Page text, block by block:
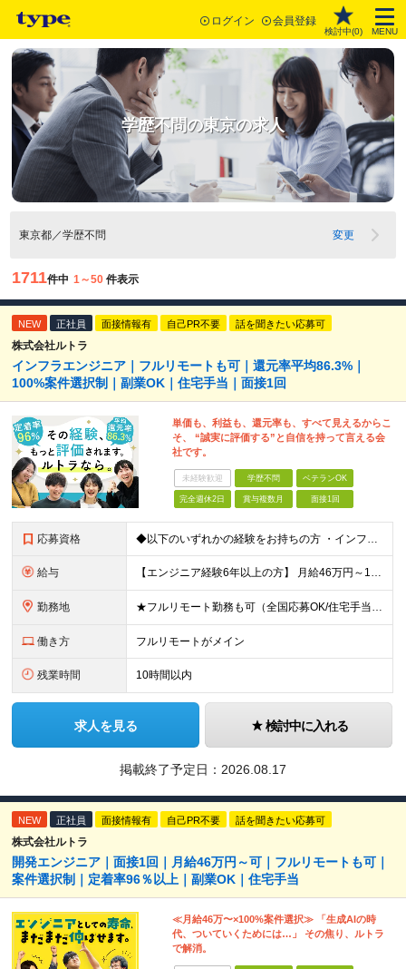
ログイン 会員登録
検討中(0) MENU
学歴不問の東京の求人
東京都／学歴不問 変更
1711件中 1～50 件表示
NEW 正社員 面接情報有 自己PR不要 話を聞きたい応募可
株式会社ルトラ
インフラエンジニア｜フルリモートも可｜還元率平均86.3%｜
100%案件選択制｜副業OK｜住宅手当｜面接1回
単価も、利益も、還元率も、すべて見えるからこ
そ、 “誠実に評価する”と自信を持って言える会
社です。
未経験歓迎 学歴不問 ベテランOK
完全週休2日 賞与複数月 面接1回
応募資格 ◆以下のいずれかの経験をお持ちの方 ・インフラ設計・構築の実務経験（オンプレ/クラウドどちらもOK） ・クラウド環境下での運用保守に関する実務経験 ◆学歴不問 ＜こんな方は特に歓迎します＞ ◎これま
給与 【エンジニア経験6年以上の方】 月給46万円～100万円（固定残業代含む） ※上記月給には月30時間分の固定残業代（月8万7,400円～月19万円）を含む。超過分は全額支給。 【エンジニア経験4年以
勤務地 ★フルリモート勤務も可（全国応募OK/住宅手当を支給します） ※案件によって常駐が必要になる場合があります。 ※希望がない限り、転勤はありません ※U・Iターン歓迎 ★ルトラの社員は全国各地で活躍中
働き方 フルリモートがメイン
残業時間 10時間以内
求人を見る 検討中に入れる
掲載終了予定日： 2026.08.17
NEW 正社員 面接情報有 自己PR不要 話を聞きたい応募可
株式会社ルトラ
開発エンジニア｜面接1回｜月給46万円～可｜フルリモートも可｜
案件選択制｜定着率96％以上｜副業OK｜住宅手当
≪月給46万〜×100%案件選択≫ 「生成AIの時
代、ついていくためには…」 その焦り、ルトラ
で解消。